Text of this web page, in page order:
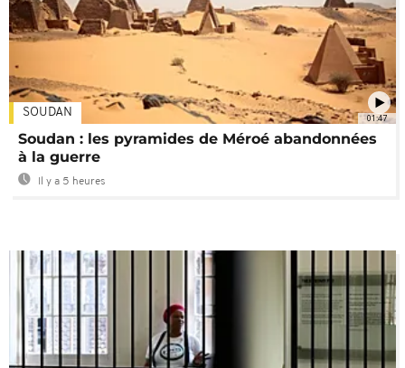
01:47
SOUDAN
Soudan : les pyramides de Méroé abandonnées
à la guerre
Il y a 5 heures